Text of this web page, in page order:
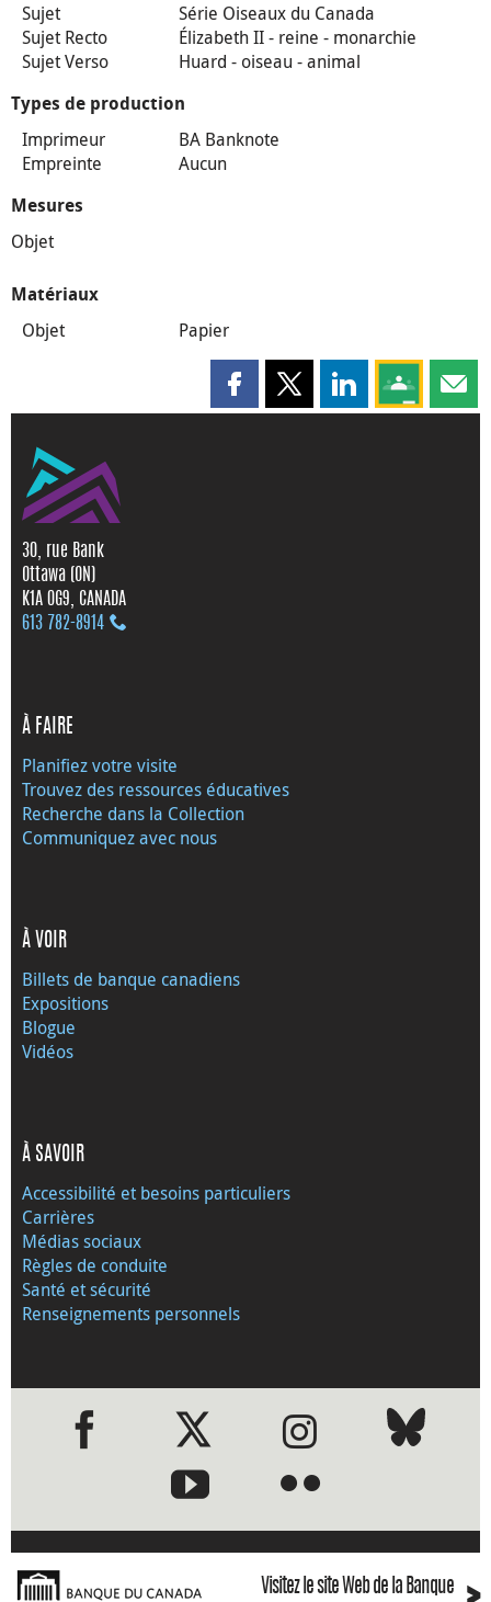
Sujet
Série Oiseaux du Canada
Sujet Recto
Élizabeth II - reine - monarchie
Sujet Verso
Huard - oiseau - animal
Types de production
Imprimeur
BA Banknote
Empreinte
Aucun
Mesures
Objet
Matériaux
Objet Papier
Partager cette page sur
Partager cette page sur X
Partager cette
Partagez
30, rue Bank
Ottawa (ON)
K1A 0G9, CANADA
613 782‑8914
À FAIRE
Planifiez votre visite
Trouvez des ressources éducatives
Recherche dans la Collection
Communiquez avec nous
À VOIR
Billets de banque canadiens
Expositions
Blogue
Vidéos
À SAVOIR
Accessibilité et besoins particuliers
Carrières
Médias sociaux
Règles de conduite
Santé et sécurité
Renseignements personnels
●●
Visitez le site Web de la Banque